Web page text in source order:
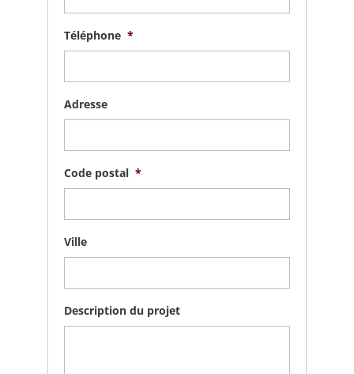
Téléphone *
Adresse
Code postal *
Ville
Description du projet